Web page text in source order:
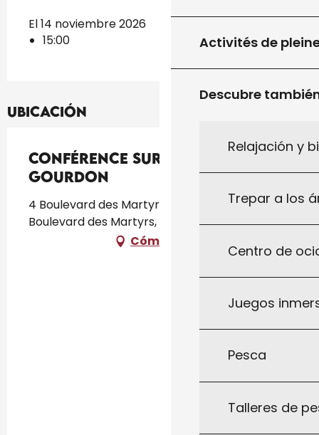
Activités de
Descubre
Relajación y
Trepar a los
Centro de
Juegos
Pesca
Talleres de
El 14 noviembre 2026
15:00
Ubicación
Conférence sur l'Art Brut à
Gourdon
4 Boulevard des Martyrs, Cinéma l'Atalante, 4
Boulevard des Martyrs, 46300 Gourdon
Cómo llegar